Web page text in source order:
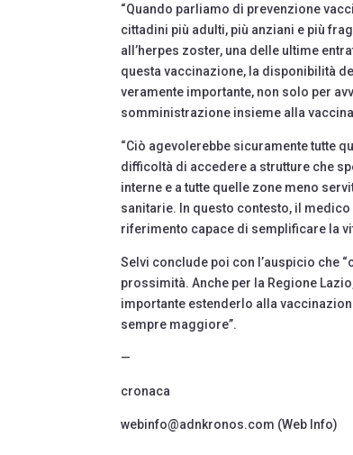
“Quando parliamo di prevenzione
cittadini più adulti, più anziani e più
all’herpes zoster, una delle ultime
questa vaccinazione, la disponibilità
veramente importante, non solo per
somministrazione insieme alla
“Ciò agevolerebbe sicuramente tutte
difficoltà di accedere a strutture che
interne e a tutte quelle zone meno
sanitarie. In questo contesto, il
riferimento capace di semplificare la
Selvi conclude poi con l’auspicio che
prossimità. Anche per la Regione
importante estenderlo alla
sempre maggiore”.
—
cronaca
webinfo@adnkronos.com (Web Info)